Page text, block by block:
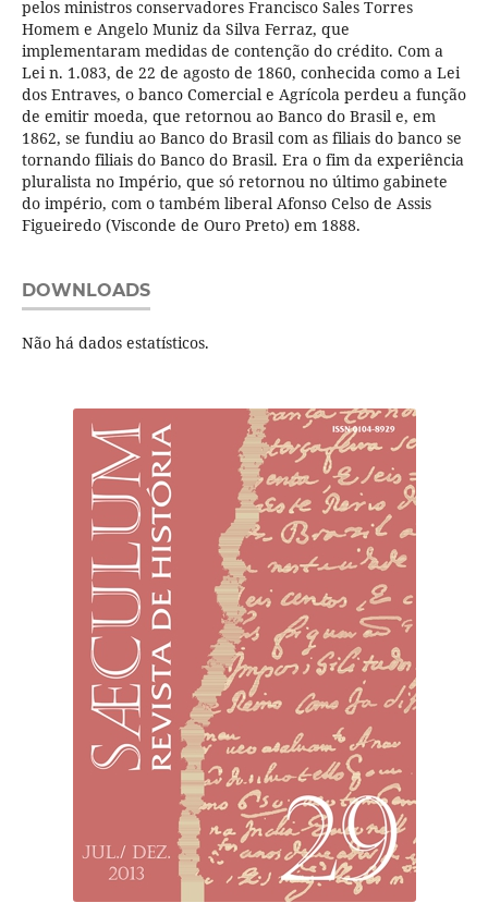
pelos ministros conservadores Francisco Sales Torres
Homem e Angelo Muniz da Silva Ferraz, que
implementaram medidas de contenção do crédito. Com a
Lei n. 1.083, de 22 de agosto de 1860, conhecida como a Lei
dos Entraves, o banco Comercial e Agrícola perdeu a função
de emitir moeda, que retornou ao Banco do Brasil e, em
1862, se fundiu ao Banco do Brasil com as filiais do banco se
tornando filiais do Banco do Brasil. Era o fim da experiência
pluralista no Império, que só retornou no último gabinete
do império, com o também liberal Afonso Celso de Assis
Figueiredo (Visconde de Ouro Preto) em 1888.
DOWNLOADS
Não há dados estatísticos.